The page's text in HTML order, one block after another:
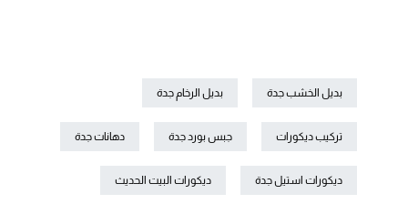
بديل الخشب جدة بديل الرخام جدة
تركيب ديكورات جبس بورد جدة دهانات جدة
ديكورات استيل جدة ديكورات البيت الحديث